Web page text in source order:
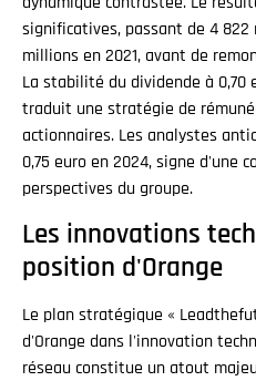
significatives, passant de 4
millions en 2021, avant de
La stabilité du dividende à 0,70
traduit une stratégie de
actionnaires. Les analystes
0,75 euro en 2024, signe d'une
perspectives du groupe.
Les innovations
position d'Orange
Le plan stratégique «
d'Orange dans l'innovation
réseau constitue un atout